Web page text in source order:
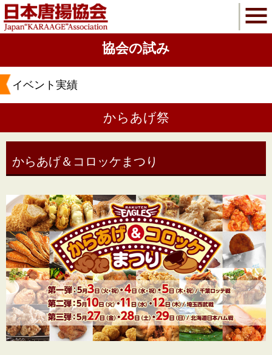
協会の試み
イベント実績
からあげ祭
からあげ＆コロッケまつり